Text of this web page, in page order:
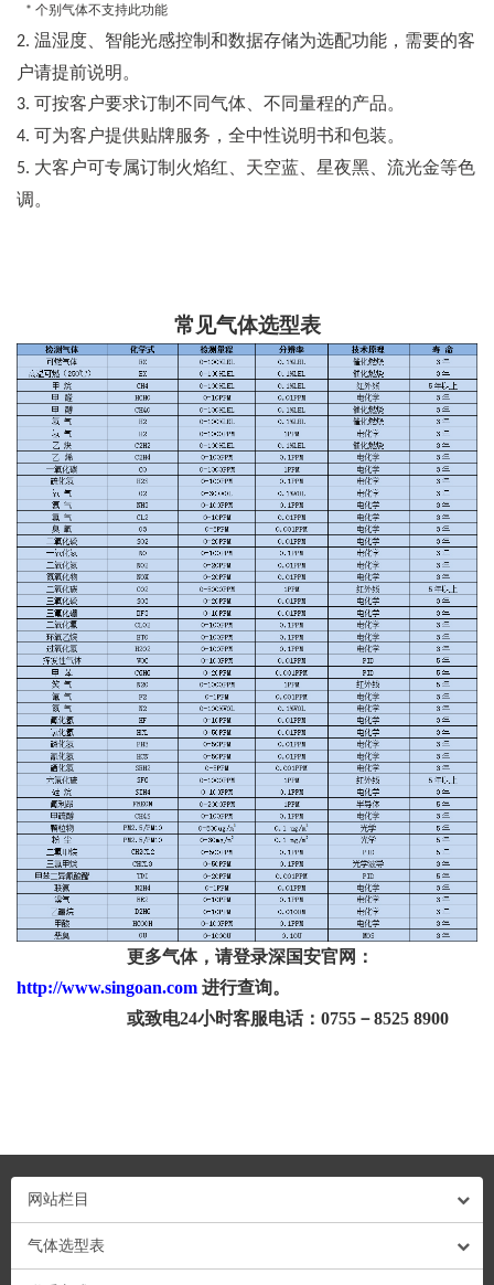
* 个别气体不支持此功能
2. 温湿度、智能光感控制和数据存储为选配功能，需要的客
户请提前说明。
3. 可按客户要求订制不同气体、不同量程的产品。
4. 可为客户提供贴牌服务，全中性说明书和包装。
5. 大客户可专属订制火焰红、天空蓝、星夜黑、流光金等色
调。
常见气体选型表
更多气体，请登录深国安官网：
http://www.singoan.com 进行查询。
或致电24小时客服电话：0755－8525 8900
网站栏目
气体选型表